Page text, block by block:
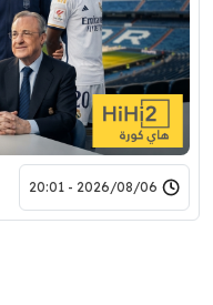
2026/08/06 - 20:01